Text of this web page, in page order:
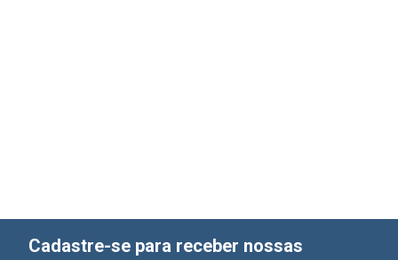
Cadastre-se para receber nossas